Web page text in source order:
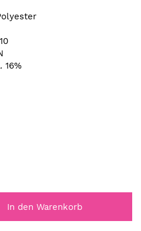
16%
In den Warenkorb